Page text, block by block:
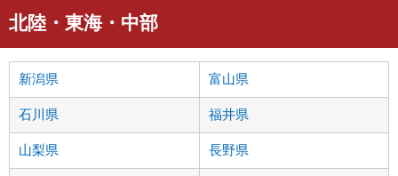
北陸・東海・中部
新潟県 富山県
石川県 福井県
山梨県 長野県